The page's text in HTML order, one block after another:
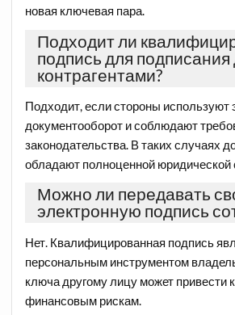
новая ключевая пара.
Подходит ли
подпись для подписания
контрагентами?
Подходит, если стороны используют
документооборот и соблюдают
законодательства. В таких случаях
обладают полноценной юридической
Можно ли передавать
электронную подпись
Нет. Квалифицированная подпись
персональным инструментом
ключа другому лицу может привести
финансовым рискам.